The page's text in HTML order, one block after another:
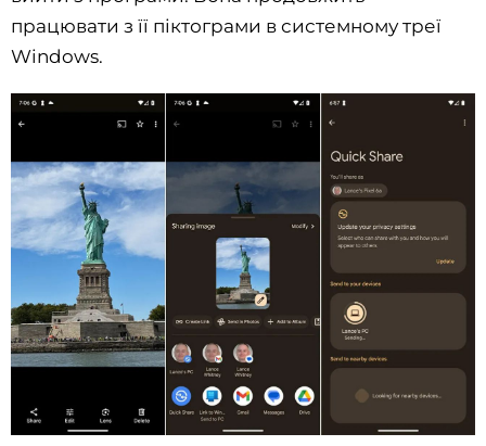
працювати з її піктограми в системному треї
Windows.